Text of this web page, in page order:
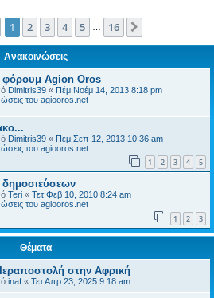
από16
1 2 3 4 5 16
Ανακοινώσεις
Agion Oros
Dimitris39 « Πέμ Νοέμ 14, 2013 8:18 pm
του agiooros.net
Dimitris39 « Πέμ Σεπ 12, 2013 10:36 am
του agiooros.net
1 2 3 4 5
δημοσιεύσεων
Teri « Τετ Φεβ 10, 2010 8:24 am
του agiooros.net
1 2 3
Θέματα
στην Αφρική
inaf « Τετ Απρ 23, 2025 9:18 am